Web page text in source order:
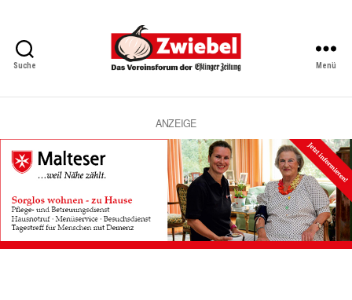
Suche
Vereinsforum
Eßlinger
Zeitung
Menü
ANZEIGE